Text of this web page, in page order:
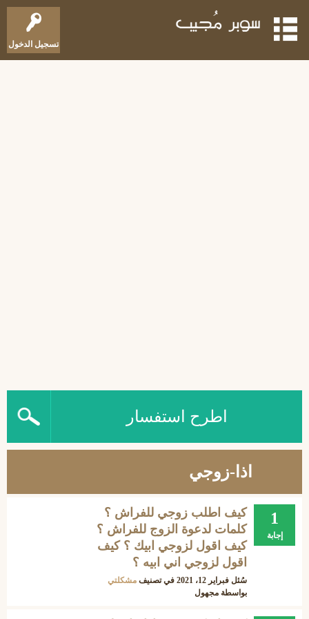
تسجيل الدخول
اطرح استفسار
اذا-زوجي
1
إجابة
كيف اطلب زوجي للفراش ؟
كلمات لدعوة الزوج للفراش ؟
كيف اقول لزوجي ابيك ؟ كيف
اقول لزوجي اني ابيه ؟
سُئل فبراير 12، 2021 في تصنيف مشكلتي
بواسطة مجهول